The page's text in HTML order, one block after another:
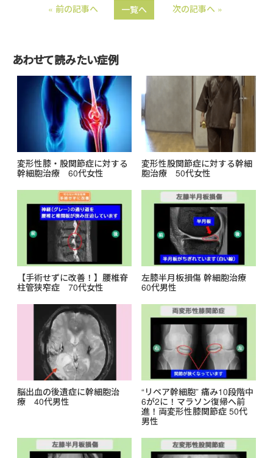
e
o
o
k
« 前の記事へ 一覧へ 次の記事へ »
あわせて読みたい症例
変形性膝・股関節症に対する
幹細胞治療 60代女性
変形性股関節症に対する幹細
胞治療 50代女性
【手術せずに改善！】腰椎脊
柱管狭窄症 70代女性
左膝半月板損傷 幹細胞治療
60代男性
脳出血の後遺症に幹細胞治
療 40代男性
“リペア幹細胞” 痛み10段階中
6が2に！マラソン復帰へ前
進！両変形性膝関節症 50代
男性